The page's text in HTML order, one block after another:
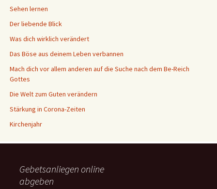
Sehen lernen
Der liebende Blick
Was dich wirklich verändert
Das Böse aus deinem Leben verbannen
Mach dich vor allem anderen auf die Suche nach dem Be-Reich
Gottes
Die Welt zum Guten verändern
Stärkung in Corona-Zeiten
Kirchenjahr
Gebetsanliegen online
abgeben